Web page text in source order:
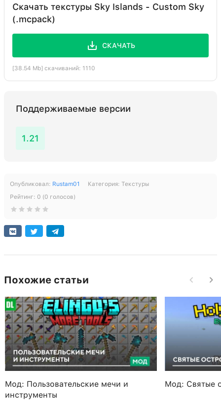
Скачать текстуры Sky Islands - Custom Sky
(.mcpack)
СКАЧАТЬ
[38.54 Mb] скачиваний: 1110
Поддерживаемые версии
1.21
Опубликовал: Rustam01 Категория: Текстуры
Рейтинг: 0 (0 голосов)
Похожие статьи
Мод: Пользовательские мечи и
инструменты
Мод: Святые